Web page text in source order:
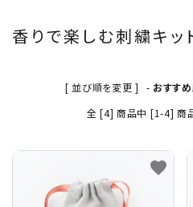
meeting_room ログイン person 新規会
香りで楽しむ刺繍キッ
[ 並び順を変更 ] - おすす
全 [4] 商品中 [1-4] 商
favorite